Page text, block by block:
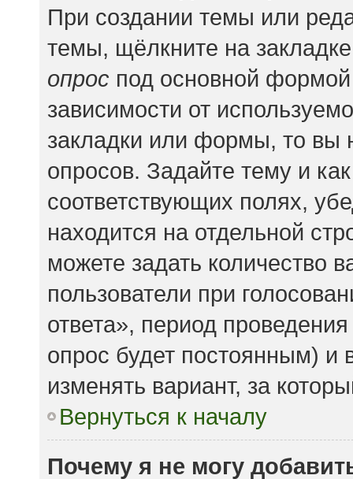
При создании темы или
темы, щёлкните на
опрос под основной
зависимости от
закладки или формы, то вы
опросов. Задайте тему и
соответствующих полях,
находится на отдельной
можете задать количество
пользователи при
ответа», период
опрос будет постоянным) и
изменять вариант, за
Вернуться к началу
Почему я не могу